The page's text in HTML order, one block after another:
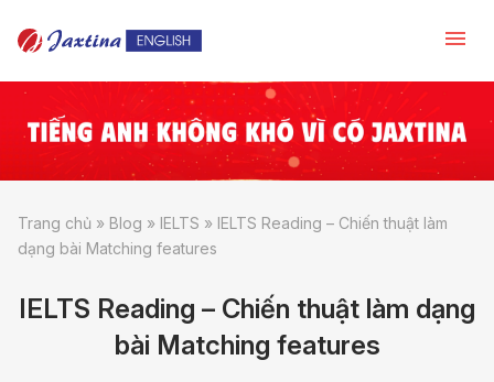
Trang chủ » Blog » IELTS » IELTS Reading – Chiến thuật làm
dạng bài Matching features
IELTS Reading – Chiến thuật làm dạng
bài Matching features